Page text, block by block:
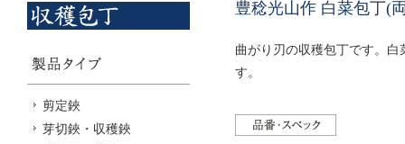
豊稔光山作 白菜包丁(
曲がり刃の収穫包丁です。白
す。
剪定鋏
芽切鋏・収穫鋏